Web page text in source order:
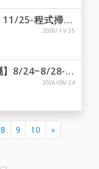
115年【資安學院】11/25-程式掃描修補技巧
2026/11/25
【115年中南部專屬】8/24~8/28-台中場-ISO/IEC 27001:2022 主導稽核員訓練課程
2026/08/24
8 9 10 »